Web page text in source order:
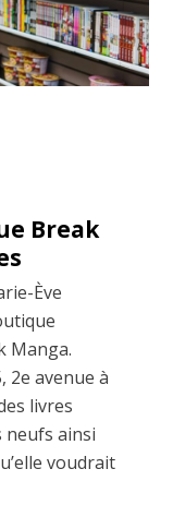
Break
Ève
Manga.
2e avenue à
livres
neufs ainsi
voudrait